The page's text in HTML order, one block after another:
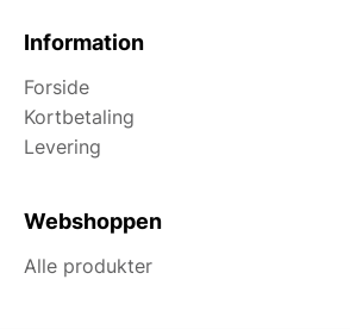
Information
Forside
Kortbetaling
Levering
Webshoppen
Alle produkter